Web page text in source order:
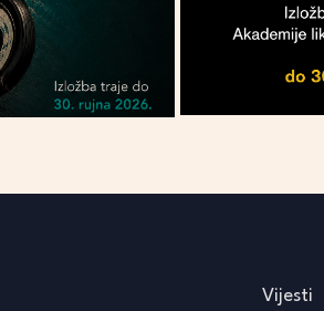
Vijesti